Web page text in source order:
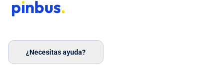
¿Necesitas ayuda?